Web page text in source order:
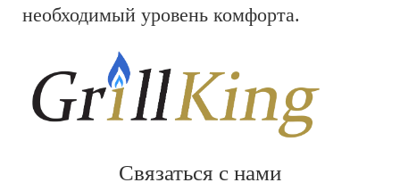
необходимый уровень комфорта.
Связаться с нами